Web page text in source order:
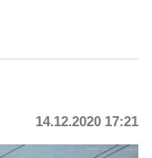
14.12.2020 17:21